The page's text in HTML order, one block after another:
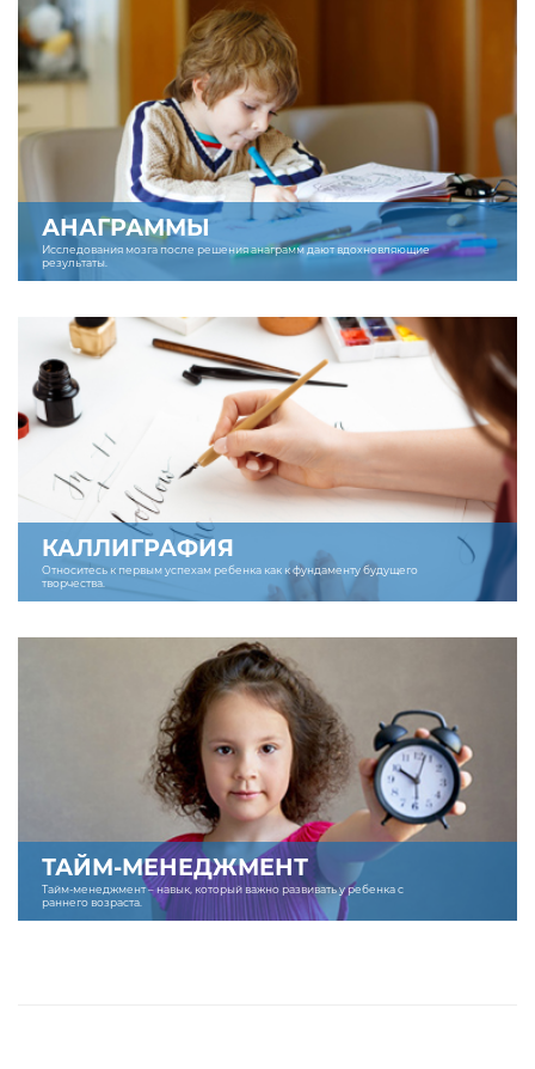
АНАГРАММЫ
Исследования мозга после решения анаграмм дают вдохновляющие
результаты.
КАЛЛИГРАФИЯ
Относитесь к первым успехам ребенка как к фундаменту будущего
творчества.
ТАЙМ-МЕНЕДЖМЕНТ
Тайм-менеджмент – навык, который важно развивать у ребенка с
раннего возраста.